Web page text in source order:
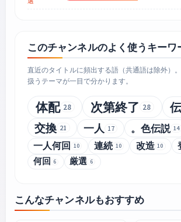
このチャンネルのよく使うキーワ
直近のタイトルに頻出する語（共通語は除外）
扱うテーマが一目で分かります。
体配 28 次第終了 28
交換 21 一人 17 。色伝説 14
一人何回 10 連続 10 改造 10
何回 6 厳選 6
こんなチャンネルもおすすめ